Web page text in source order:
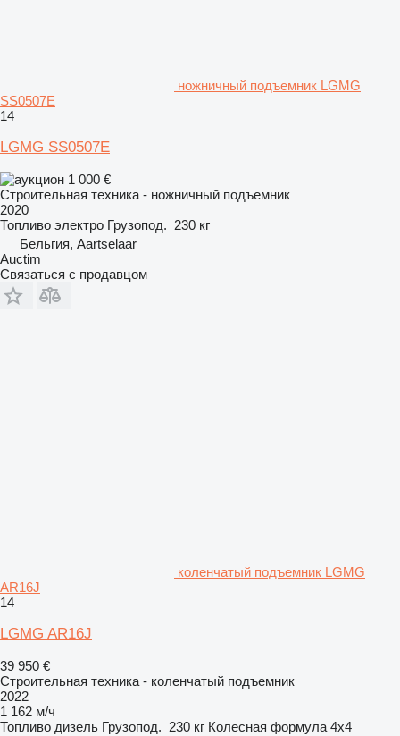
ножничный подъемник LGMG
SS0507E
14
LGMG SS0507E
1 000 €
Строительная техника - ножничный подъемник
2020
Топливо электро Грузопод. 230 кг
Бельгия, Aartselaar
Auctim
Связаться с продавцом
коленчатый подъемник LGMG
AR16J
14
LGMG AR16J
39 950 €
Строительная техника - коленчатый подъемник
2022
1 162 м/ч
Топливо дизель Грузопод. 230 кг Колесная формула 4x4